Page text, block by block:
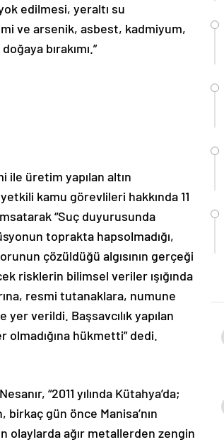
edilmesi, yeraltı su
ve arsenik, asbest, kadmiyum,
bırakımı.”
ile üretim yapılan altın
kamu görevlileri hakkında 11
“Suç duyurusunda
toprakta hapsolmadığı,
çözüldüğü algısının gerçeği
risklerin bilimsel veriler ışığında
resmi tutanaklara, numune
verildi. Başsavcılık yapılan
hükmetti” dedi.
“2011 yılında Kütahya’da;
birkaç gün önce Manisa’nın
olaylarda ağır metallerden zengin